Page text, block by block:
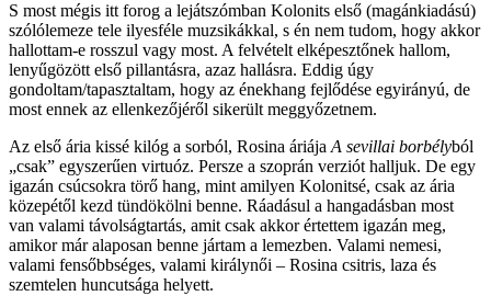
S most mégis itt forog a lejátszómban Kolonits első (magánkiadású)
szólólemeze tele ilyesféle muzsikákkal, s én nem tudom, hogy akkor
hallottam-e rosszul vagy most. A felvételt elképesztőnek hallom,
lenyűgözött első pillantásra, azaz hallásra. Eddig úgy
gondoltam/tapasztaltam, hogy az énekhang fejlődése egyirányú, de
most ennek az ellenkezőjéről sikerült meggyőzetnem.
Az első ária kissé kilóg a sorból, Rosina áriájaA sevillai borbélyból
„csak” egyszerűen virtuóz. Persze a szoprán verziót halljuk. De egy
igazán csúcsokra törő hang, mint amilyen Kolonitsé, csak az ária
közepétől kezd tündökölni benne. Ráadásul a hangadásban most
van valami távolságtartás, amit csak akkor értettem igazán meg,
amikor már alaposan benne jártam a lemezben. Valami nemesi,
valami fensőbbséges, valami királynői – Rosina csitris, laza és
szemtelen huncutsága helyett.